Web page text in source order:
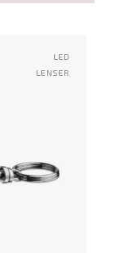
Led
Lenser